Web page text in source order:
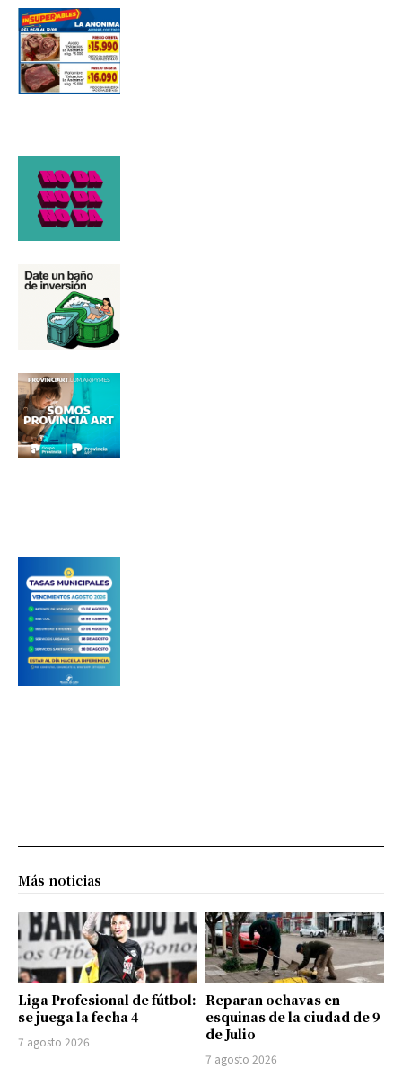
Más noticias
Liga Profesional de fútbol:
se juega la fecha 4
7 agosto 2026
Reparan ochavas en
esquinas de la ciudad de 9
de Julio
7 agosto 2026